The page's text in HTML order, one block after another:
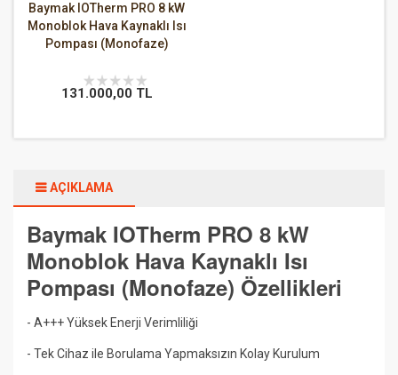
Baymak IOTherm PRO 8 kW
Monoblok Hava Kaynaklı Isı
Pompası (Monofaze)
131.000,00 TL
AÇIKLAMA
Baymak IOTherm PRO 8 kW
Monoblok Hava Kaynaklı Isı
Pompası (Monofaze) Özellikleri
- A+++ Yüksek Enerji Verimliliği
- Tek Cihaz ile Borulama Yapmaksızın Kolay Kurulum